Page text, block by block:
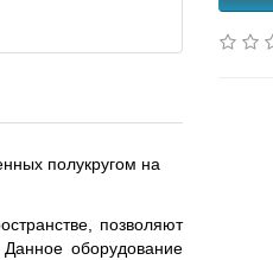
полукругом на
позволяют
Данное оборудование